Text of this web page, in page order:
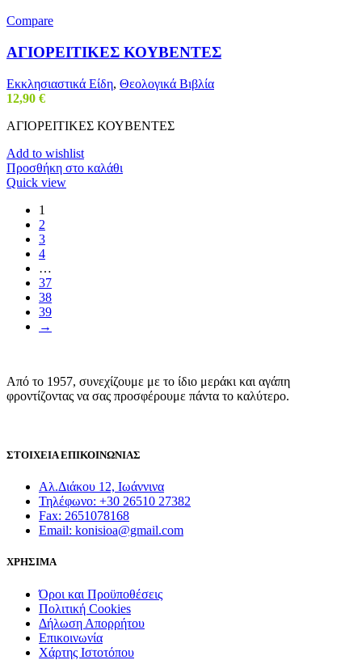
Compare
ΑΓΙΟΡΕΙΤΙΚΕΣ ΚΟΥΒΕΝΤΕΣ
Εκκλησιαστικά Είδη, Θεολογικά Βιβλία
12,90 €
ΑΓΙΟΡΕΙΤΙΚΕΣ ΚΟΥΒΕΝΤΕΣ
Add to wishlist
Προσθήκη στο καλάθι
Quick view
1
2
3
4
…
37
38
39
→
Από το 1957, συνεχίζουμε με το ίδιο μεράκι και αγάπη
φροντίζοντας να σας προσφέρουμε πάντα το καλύτερο.
ΣΤΟΙΧΕΙΑ ΕΠΙΚΟΙΝΩΝΙΑΣ
Αλ.Διάκου 12, Ιωάννινα
Τηλέφωνο: +30 26510 27382
Fax: 2651078168
Email: konisioa@gmail.com
ΧΡΗΣΙΜΑ
Όροι και Προϋποθέσεις
Πολιτική Cookies
Δήλωση Απορρήτου
Επικοινωνία
Χάρτης Ιστοτόπου